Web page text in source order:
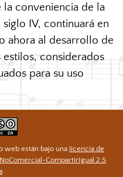
conveniencia de la
IV, continuará en
ahora al desarrollo de
estilos, considerados
para su uso
web están bajo una licencia de
CompartirIgual 2.5
.